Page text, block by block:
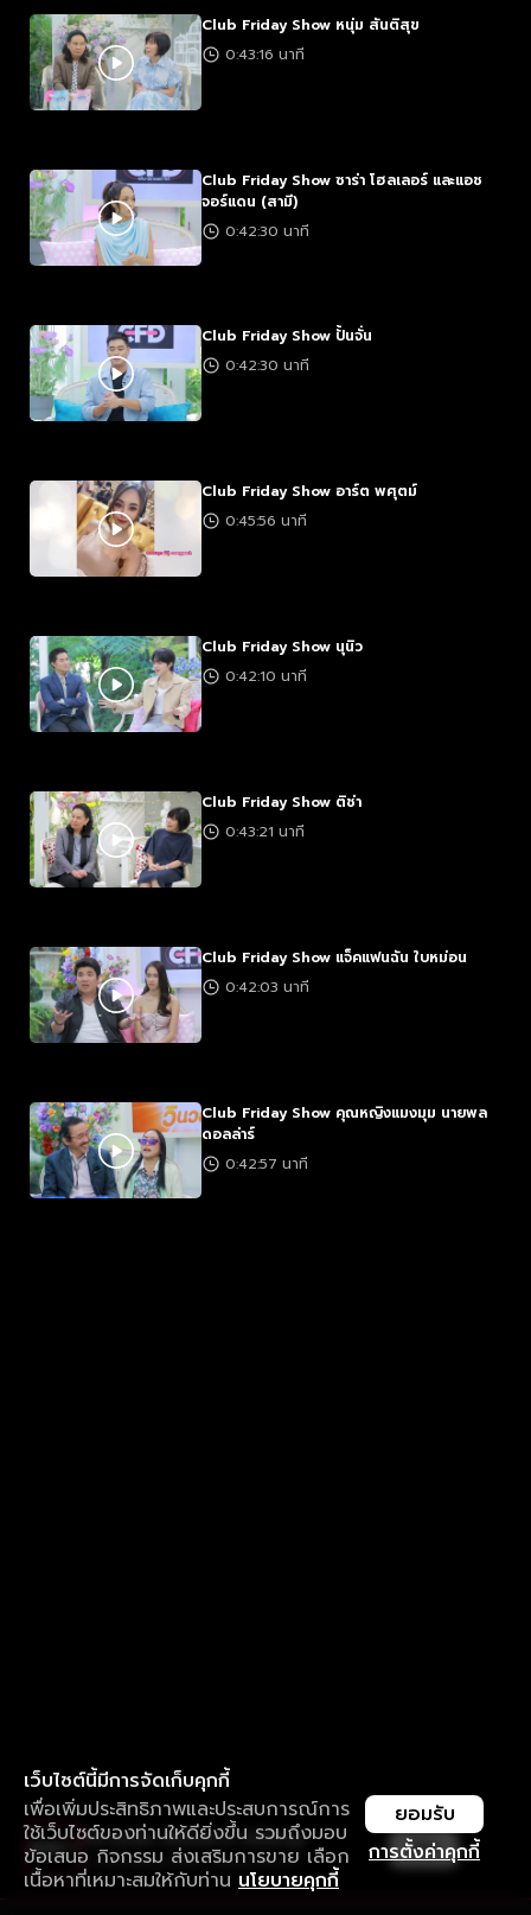
Club Friday Show หนุ่ม สันติสุข
0:43:16 นาที
Club Friday Show ซาร่า โฮลเลอร์ และแอช
จอร์แดน (สามี)
0:42:30 นาที
Club Friday Show ปั้นจั่น
0:42:30 นาที
Club Friday Show อาร์ต พศุตม์
0:45:56 นาที
Club Friday Show นุนิว
0:42:10 นาที
Club Friday Show ติช่า
0:43:21 นาที
Club Friday Show แจ็คแฟนฉัน ใบหม่อน
0:42:03 นาที
Club Friday Show คุณหญิงแมงมุม นายพล
ดอลล่าร์
0:42:57 นาที
เว็บไซต์นี้มีการจัดเก็บคุกกี้
เพื่อเพิ่มประสิทธิภาพและประสบการณ์การ
ใช้เว็บไซต์ของท่านให้ดียิ่งขึ้น รวมถึงมอบ
ข้อเสนอ กิจกรรม ส่งเสริมการขาย เลือก
เนื้อหาที่เหมาะสมให้กับท่าน นโยบายคุกกี้
การตั้งค่าคุกกี้
ยอมรับ
ใช้งานแอป ลื่นไหลกว่า ไม่มีสะดุด
ดาวน์โหลดแอปเพื่อการรับชมที่ดีกว่า เปิด